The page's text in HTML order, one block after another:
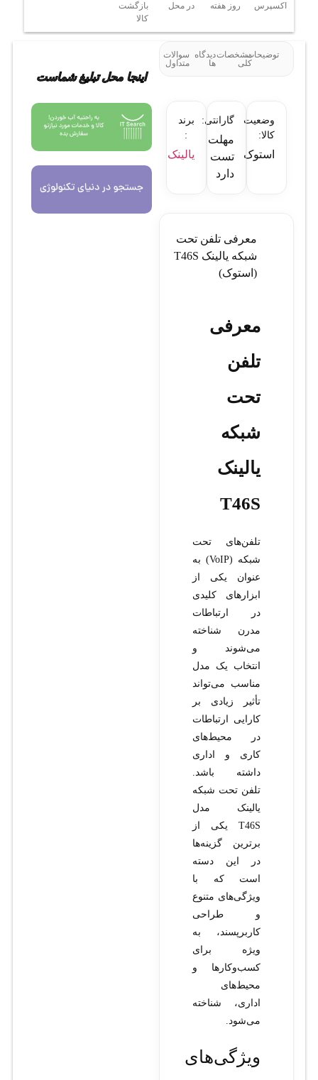
اکسپرس
روز هفته
در محل
بازگشت
کالا
توضیحاتمشخصات
کلی
دیدگاه
ها
سوالات
متداول
وضعیت
کالا:
استوک
گارانتی:
مهلت
تست
دارد
برند
:
یالینک
معرفی تلفن تحت
شبکه یالینک T46S
(استوک)
معرفی
تلفن
تحت
شبکه
یالینک
T46S
تلفن‌های تحت
شبکه (VoIP) به
عنوان یکی از
ابزارهای کلیدی
در ارتباطات
مدرن شناخته
می‌شوند و
انتخاب یک مدل
مناسب می‌تواند
تأثیر زیادی بر
کارایی ارتباطات
در محیط‌های
کاری و اداری
داشته باشد.
تلفن تحت شبکه
یالینک مدل
T46S یکی از
برترین گزینه‌ها
در این دسته
است که با
ویژگی‌های متنوع
و طراحی
کاربرپسند، به
ویژه برای
کسب‌وکارها و
محیط‌های
اداری، شناخته
می‌شود.
ویژگی‌های
اینجا محل تبلیغ شماست